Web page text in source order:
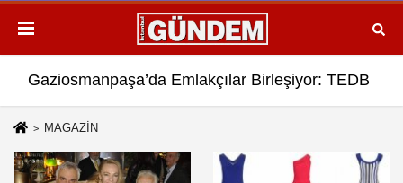
TEDB Platformu ve Uygulaması Hayata
Gaziosmanpaşa Müftüsü Fazlı
MAGAZİN